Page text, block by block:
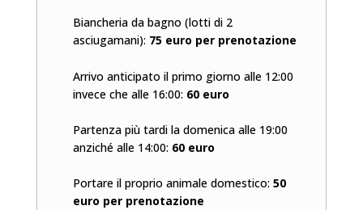
Biancheria da bagno (lotti di 2
asciugamani): 75 euro per prenotazione
Arrivo anticipato il primo giorno alle 12:00
invece che alle 16:00: 60 euro
Partenza più tardi la domenica alle 19:00
anziché alle 14:00: 60 euro
Portare il proprio animale domestico: 50
euro per prenotazione